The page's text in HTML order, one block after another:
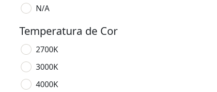
N/A
Temperatura de Cor
2700K
3000K
4000K